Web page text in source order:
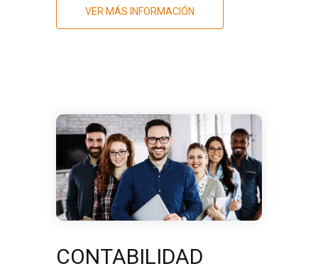
VER MÁS INFORMACIÓN
CONTABILIDAD